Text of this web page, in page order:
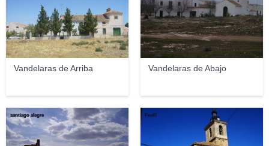
Vandelaras de Arriba Vandelaras de Abajo
santiago alegre FoxR